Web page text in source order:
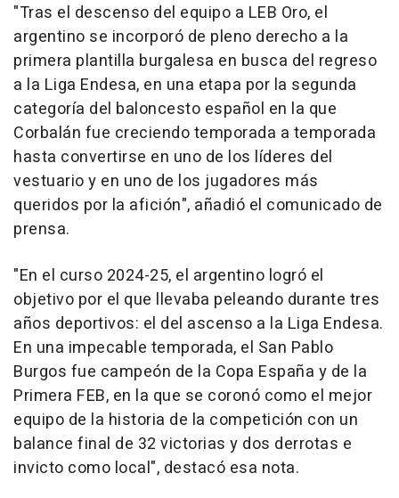
"Tras el descenso del equipo a LEB Oro, el
argentino se incorporó de pleno derecho a la
primera plantilla burgalesa en busca del regreso
a la Liga Endesa, en una etapa por la segunda
categoría del baloncesto español en la que
Corbalán fue creciendo temporada a temporada
hasta convertirse en uno de los líderes del
vestuario y en uno de los jugadores más
queridos por la afición", añadió el comunicado de
prensa.
"En el curso 2024-25, el argentino logró el
objetivo por el que llevaba peleando durante tres
años deportivos: el del ascenso a la Liga Endesa.
En una impecable temporada, el San Pablo
Burgos fue campeón de la Copa España y de la
Primera FEB, en la que se coronó como el mejor
equipo de la historia de la competición con un
balance final de 32 victorias y dos derrotas e
invicto como local", destacó esa nota.